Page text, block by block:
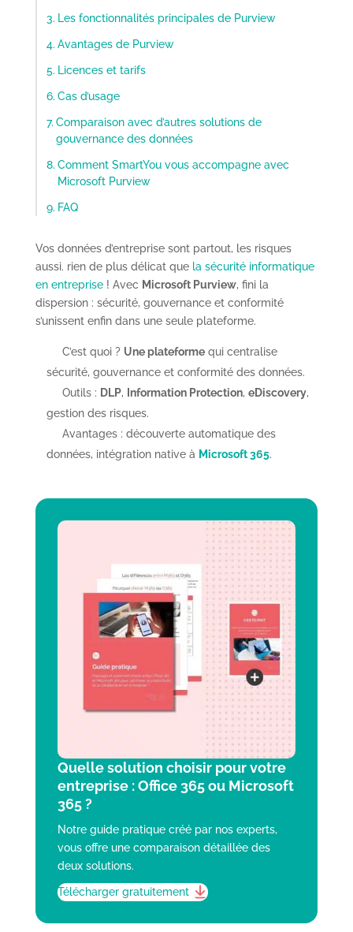
Les fonctionnalités principales de Purview
Avantages de Purview
Licences et tarifs
Cas d’usage
Comparaison avec d’autres solutions de
gouvernance des données
Comment SmartYou vous accompagne avec
Microsoft Purview
FAQ
Vos données d’entreprise sont partout, les risques
aussi. rien de plus délicat que la sécurité informatique
en entreprise! Avec Microsoft Purview, fini la
dispersion : sécurité, gouvernance et conformité
s’unissent enfin dans une seule plateforme.
C’est quoi ? Une plateformequi centralise
sécurité, gouvernance et conformité des données.
Outils : DLP, Information Protection, eDiscovery,
gestion des risques.
Avantages : découverte automatique des
données, intégration native à Microsoft 365.
Quelle solution choisir pour votre
entreprise : Office 365 ou Microsoft
365 ?
Notre guide pratique créé par nos experts,
vous offre une comparaison détaillée des
deux solutions.
Télécharger gratuitement